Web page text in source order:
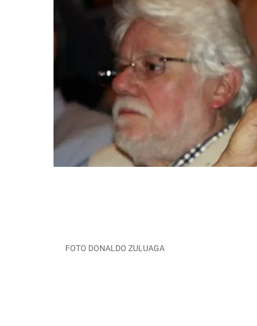
FOTO DONALDO ZULUAGA